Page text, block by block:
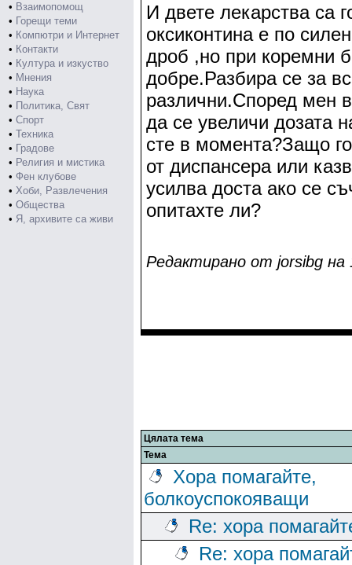
• Взаимопомощ
• Горещи теми
• Компютри и Интернет
• Контакти
• Култура и изкуство
• Мнения
• Наука
• Политика, Свят
• Спорт
• Техника
• Градове
• Религия и мистика
• Фен клубове
• Хоби, Развлечения
• Общества
• Я, архивите са живи
И двете лекарства са
оксиконтина е по
дроб ,но при коремни
добре.Разбира се за
различни.Според мен
да се увеличи дозата
сте в момента?Защо го
от диспансера или
усилва доста ако се
опитахте ли?
Редактирано от jorsibg на
Цялата тема
Тема
Хора помагайте,
болкоуспокояващи
Re: хора
Re: хора